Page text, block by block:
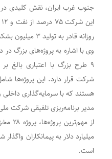
جنوب غرب ایران، نقش کلیدی
روزانه قادر به تولید ۳ میلیون بشکه نفت است.
وی با اشاره به پروژه‌های بزرگ
۹ طرح بزرگ با اعتباری بالغ
هستند که با سرمایه‌گذاری
مدیر برنامه‌ریزی تلفیقی شرکت
میلیارد دلار به پیمانکاران
است.